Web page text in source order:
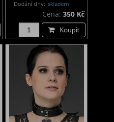
Dodání dny: skladem
Cena: 350 Kč
Koupit